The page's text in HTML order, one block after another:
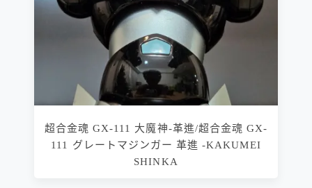
超合金魂 GX-111 大魔神-革進/超合金魂 GX-
111 グレートマジンガー 革進 -KAKUMEI
SHINKA